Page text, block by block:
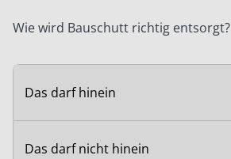
Wie wird Bauschutt richtig entsorgt?
Das darf hinein
Das darf nicht hinein